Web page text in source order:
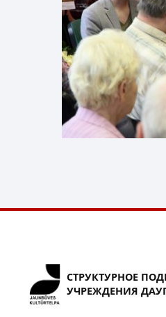
СТРУКТУРНОЕ
УЧРЕЖДЕНИЯ